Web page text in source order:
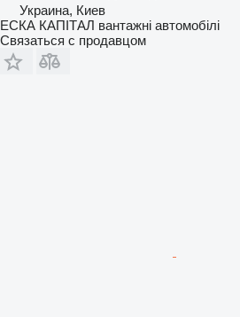
Украина, Киев
ЕСКА КАПІТАЛ вантажні автомобілі
Связаться с продавцом